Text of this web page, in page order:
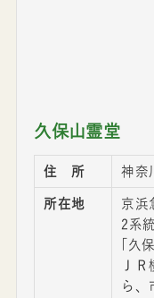
久保山霊堂
住 所 神奈
所在地
京浜
2系
｢久
Ｊ
ら、